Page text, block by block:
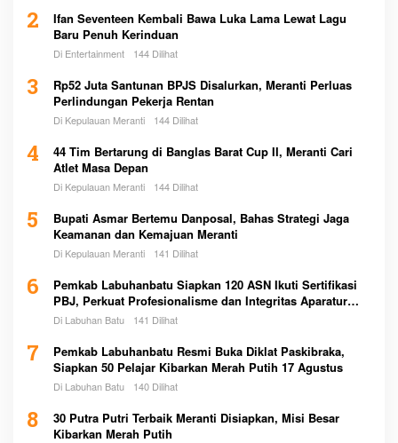
2
Ifan Seventeen Kembali Bawa Luka Lama Lewat Lagu
Baru Penuh Kerinduan
Di Entertainment 144 Dilihat
3
Rp52 Juta Santunan BPJS Disalurkan, Meranti Perluas
Perlindungan Pekerja Rentan
Di Kepulauan Meranti 144 Dilihat
4
44 Tim Bertarung di Banglas Barat Cup II, Meranti Cari
Atlet Masa Depan
Di Kepulauan Meranti 144 Dilihat
5
Bupati Asmar Bertemu Danposal, Bahas Strategi Jaga
Keamanan dan Kemajuan Meranti
Di Kepulauan Meranti 141 Dilihat
6
Pemkab Labuhanbatu Siapkan 120 ASN Ikuti Sertifikasi
PBJ, Perkuat Profesionalisme dan Integritas Aparatur
Pemerintah
Di Labuhan Batu 141 Dilihat
7
Pemkab Labuhanbatu Resmi Buka Diklat Paskibraka,
Siapkan 50 Pelajar Kibarkan Merah Putih 17 Agustus
Di Labuhan Batu 140 Dilihat
8
30 Putra Putri Terbaik Meranti Disiapkan, Misi Besar
Kibarkan Merah Putih